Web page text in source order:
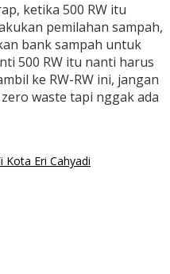
ketika 500 RW itu
pemilahan sampah,
bank sampah untuk
500 RW itu nanti harus
ke RW-RW ini, jangan
waste tapi nggak ada
Kota Eri Cahyadi